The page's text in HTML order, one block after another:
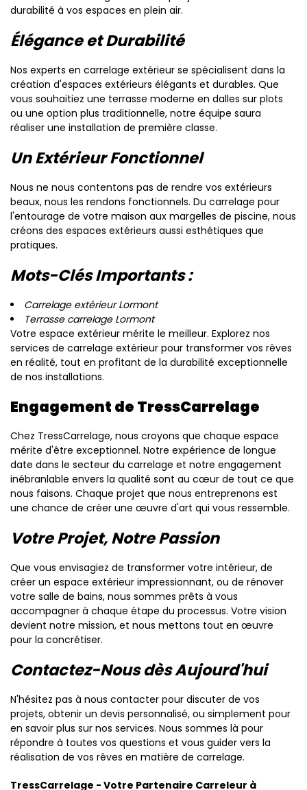
durabilité à vos espaces en plein air.
Élégance et Durabilité
Nos experts en carrelage extérieur se spécialisent dans la
création d'espaces extérieurs élégants et durables. Que
vous souhaitiez une terrasse moderne en dalles sur plots
ou une option plus traditionnelle, notre équipe saura
réaliser une installation de première classe.
Un Extérieur Fonctionnel
Nous ne nous contentons pas de rendre vos extérieurs
beaux, nous les rendons fonctionnels. Du carrelage pour
l'entourage de votre maison aux margelles de piscine, nous
créons des espaces extérieurs aussi esthétiques que
pratiques.
Mots-Clés Importants :
Carrelage extérieur Lormont
Terrasse carrelage Lormont
Votre espace extérieur mérite le meilleur. Explorez nos
services de carrelage extérieur pour transformer vos rêves
en réalité, tout en profitant de la durabilité exceptionnelle
de nos installations.
Engagement de TressCarrelage
Chez TressCarrelage, nous croyons que chaque espace
mérite d'être exceptionnel. Notre expérience de longue
date dans le secteur du carrelage et notre engagement
inébranlable envers la qualité sont au cœur de tout ce que
nous faisons. Chaque projet que nous entreprenons est
une chance de créer une œuvre d'art qui vous ressemble.
Votre Projet, Notre Passion
Que vous envisagiez de transformer votre intérieur, de
créer un espace extérieur impressionnant, ou de rénover
votre salle de bains, nous sommes prêts à vous
accompagner à chaque étape du processus. Votre vision
devient notre mission, et nous mettons tout en œuvre
pour la concrétiser.
Contactez-Nous dès Aujourd'hui
N'hésitez pas à nous contacter pour discuter de vos
projets, obtenir un devis personnalisé, ou simplement pour
en savoir plus sur nos services. Nous sommes là pour
répondre à toutes vos questions et vous guider vers la
réalisation de vos rêves en matière de carrelage.
TressCarrelage - Votre Partenaire Carreleur à